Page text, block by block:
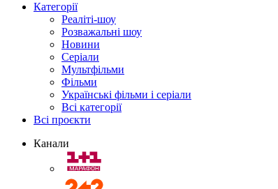
Категорії
Реаліті-шоу
Розважальні шоу
Новини
Серіали
Мультфільми
Фільми
Українські фільми і серіали
Всі категорії
Всі проєкти
Канали